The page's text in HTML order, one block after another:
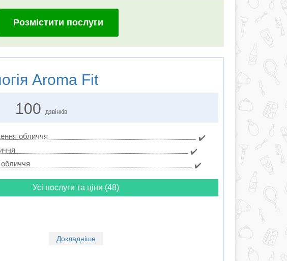
Розмістити послуги
Aroma Fit
100 дзвінків
обличчя
✔️
✔️
✔️
Усі послуги та ціни (48)
Докладніше